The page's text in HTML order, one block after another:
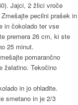
Jajci, 2 žlici vroče
pecilni prašek in
in čokolado ter vse
premera 26 cm, ki ste
25 minut.
pomarančno
želatino. Tekočino
in jo ohladite.
smetano in je 2/3